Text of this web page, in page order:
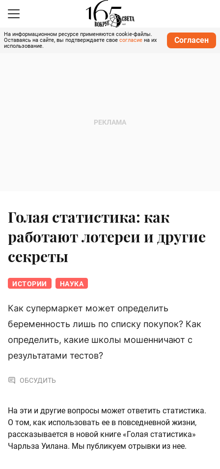
На информационном ресурсе применяются cookie-файлы.
Оставаясь на сайте, вы подтверждаете свое согласие на их
использование.
Согласен
Голая статистика: как
работают лотереи и другие
секреты
ИСТОРИИ НАУКА
Как супермаркет может определить
беременность лишь по списку покупок? Как
определить, какие школы мошенничают с
результатами тестов?
ОБСУДИТЬ
На эти и другие вопросы может ответить статистика.
О том, как использовать ее в повседневной жизни,
рассказывается в новой книге «Голая статистика»
Чарльза Уилана. Мы публикуем отрывки из нее.